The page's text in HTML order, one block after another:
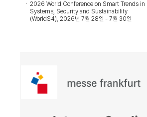
2026 World Conference on Smart Trends in
Systems, Security and Sustainability
(WorldS4), 2026년 7월 28일 - 7월 30일